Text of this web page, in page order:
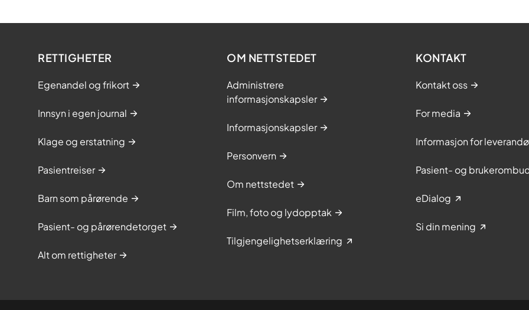
RETTIGHETER
Egenandel og frikort
Innsyn i egen journal
Klage og erstatning
Pasientreiser
Barn som pårørende
Pasient- og pårørendetorget
Alt om rettigheter
OM NETTSTEDET
Administrere
informasjonskapsler
Informasjonskapsler
Personvern
Om nettstedet
Film, foto og lydopptak
Tilgjengelighetserklæring
KONTAKT
Kontakt oss
For media
Informasjon for
Pasient- og
eDialog
Si din mening